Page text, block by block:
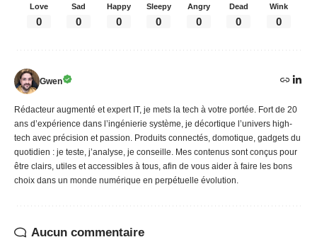
Love
0
Sad
0
Happy
0
Sleepy
0
Angry
0
Dead
0
Wink
0
Gwen
Rédacteur augmenté et expert IT, je mets la tech à votre portée. Fort de 20
ans d’expérience dans l’ingénierie système, je décortique l’univers high-
tech avec précision et passion. Produits connectés, domotique, gadgets du
quotidien : je teste, j’analyse, je conseille. Mes contenus sont conçus pour
être clairs, utiles et accessibles à tous, afin de vous aider à faire les bons
choix dans un monde numérique en perpétuelle évolution.
Aucun commentaire